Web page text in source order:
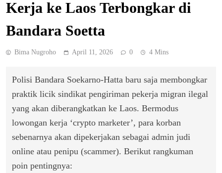
Kerja ke Laos Terbongkar di
Bandara Soetta
Bima Nugroho April 11, 2026 0 4 Mins
Polisi Bandara Soekarno-Hatta baru saja membongkar
praktik licik sindikat pengiriman pekerja migran ilegal
yang akan diberangkatkan ke Laos. Bermodus
lowongan kerja ‘crypto marketer’, para korban
sebenarnya akan dipekerjakan sebagai admin judi
online atau penipu (scammer). Berikut rangkuman
poin pentingnya: